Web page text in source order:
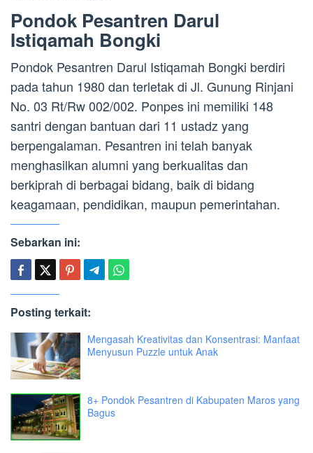
Pondok Pesantren Darul
Istiqamah Bongki
Pondok Pesantren Darul Istiqamah Bongki berdiri
pada tahun 1980 dan terletak di Jl. Gunung Rinjani
No. 03 Rt/Rw 002/002. Ponpes ini memiliki 148
santri dengan bantuan dari 11 ustadz yang
berpengalaman. Pesantren ini telah banyak
menghasilkan alumni yang berkualitas dan
berkiprah di berbagai bidang, baik di bidang
keagamaan, pendidikan, maupun pemerintahan.
Sebarkan ini:
Posting terkait:
Mengasah Kreativitas dan Konsentrasi: Manfaat
Menyusun Puzzle untuk Anak
8+ Pondok Pesantren di Kabupaten Maros yang
Bagus